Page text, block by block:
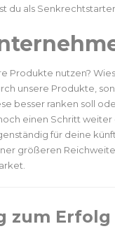
du als
Produkte nutzen?
unsere Produkte,
besser ranken soll
einen Schritt
für deine
größeren
zum Erfolg